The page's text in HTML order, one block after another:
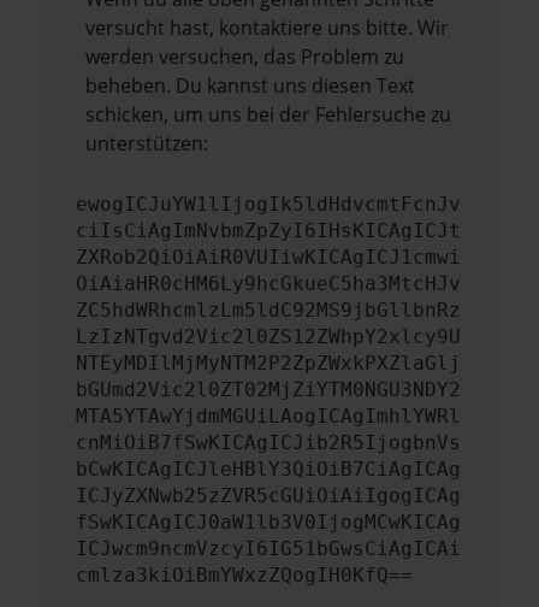
versucht hast, kontaktiere uns bitte. Wir
werden versuchen, das Problem zu
beheben. Du kannst uns diesen Text
schicken, um uns bei der Fehlersuche zu
unterstützen:
ewogICJuYW1lIjogIk5ldHdvcmtFcnJv
ciIsCiAgImNvbmZpZyI6IHsKICAgICJt
ZXRob2QiOiAiR0VUIiwKICAgICJ1cmwi
OiAiaHR0cHM6Ly9hcGkueC5ha3MtcHJv
ZC5hdWRhcmlzLm5ldC92MS9jbGllbnRz
LzIzNTgvd2Vic2l0ZS12ZWhpY2xlcy9U
NTEyMDIlMjMyNTM2P2ZpZWxkPXZlaGlj
bGUmd2Vic2l0ZT02MjZiYTM0NGU3NDY2
MTA5YTAwYjdmMGUiLAogICAgImhlYWRl
cnMiOiB7fSwKICAgICJib2R5IjogbnVs
bCwKICAgICJleHBlY3QiOiB7CiAgICAg
ICJyZXNwb25zZVR5cGUiOiAiIgogICAg
fSwKICAgICJ0aW1lb3V0IjogMCwKICAg
ICJwcm9ncmVzcyI6IG51bGwsCiAgICAi
cmlza3kiOiBmYWxzZQogIH0KfQ==